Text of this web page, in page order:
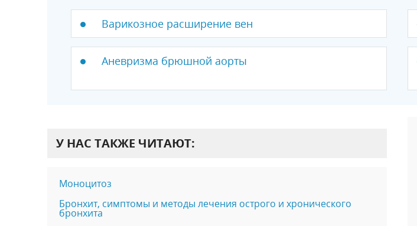
Варикозное расширение вен
Аневризма брюшной аорты
У НАС ТАКЖЕ ЧИТАЮТ:
Моноцитоз
Бронхит, симптомы и методы лечения острого и хронического
бронхита